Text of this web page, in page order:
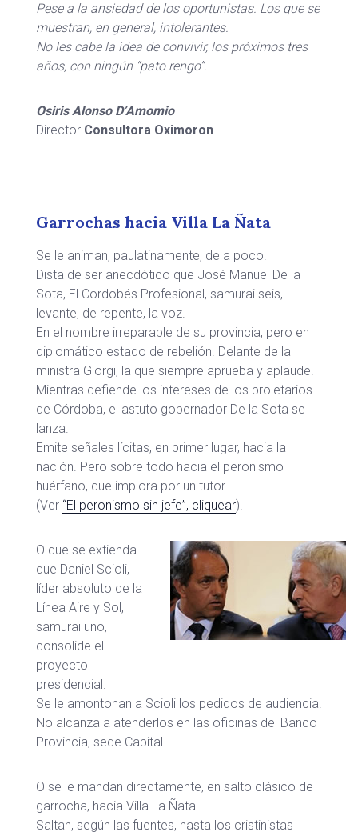
Pese a la ansiedad de los oportunistas. Los que se
muestran, en general, intolerantes.
No les cabe la idea de convivir, los próximos tres
años, con ningún “pato rengo”.
Osiris Alonso D’Amomio
Director Consultora Oximoron
Garrochas hacia Villa La Ñata
Se le animan, paulatinamente, de a poco.
Dista de ser anecdótico que José Manuel De la
Sota, El Cordobés Profesional, samurai seis,
levante, de repente, la voz.
En el nombre irreparable de su provincia, pero en
diplomático estado de rebelión. Delante de la
ministra Giorgi, la que siempre aprueba y aplaude.
Mientras defiende los intereses de los proletarios
de Córdoba, el astuto gobernador De la Sota se
lanza.
Emite señales lícitas, en primer lugar, hacia la
nación. Pero sobre todo hacia el peronismo
huérfano, que implora por un tutor.
(Ver “El peronismo sin jefe”, cliquear).
O que se extienda
que Daniel Scioli,
líder absoluto de la
Línea Aire y Sol,
samurai uno,
consolide el
proyecto
presidencial.
Se le amontonan a Scioli los pedidos de audiencia.
No alcanza a atenderlos en las oficinas del Banco
Provincia, sede Capital.
O se le mandan directamente, en salto clásico de
garrocha, hacia Villa La Ñata.
Saltan, según las fuentes, hasta los cristinistas